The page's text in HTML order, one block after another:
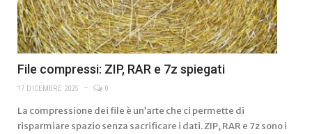
File compressi: ZIP, RAR e 7z spiegati
17 DICEMBRE 2025 0
La compressione dei file è un’arte che ci permette di
risparmiare spazio senza sacrificare i dati. ZIP, RAR e 7z sono i